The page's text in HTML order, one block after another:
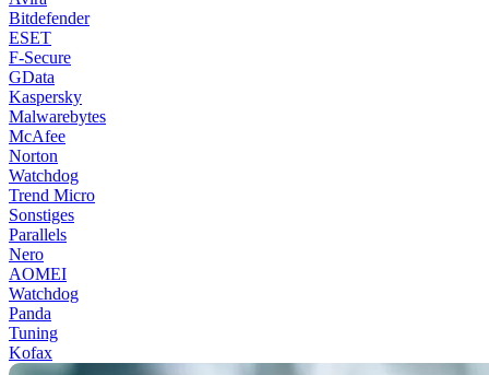
Bitdefender
ESET
F-Secure
GData
Kaspersky
Malwarebytes
McAfee
Norton
Watchdog
Trend Micro
Sonstiges
Parallels
Nero
AOMEI
Watchdog
Panda
Tuning
Kofax